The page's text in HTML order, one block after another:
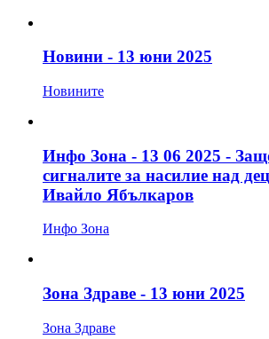
Новини - 13 юни 2025
Новините
Инфо Зона - 13 06 2025 -
сигналите за насилие над
Ивайло Ябълкаров
Инфо Зона
Зона Здраве - 13 юни 2025
Зона Здраве